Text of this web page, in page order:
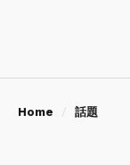
Home 話題